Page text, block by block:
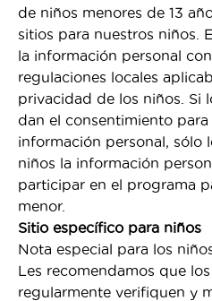
de niños menores de 13
sitios para nuestros niños.
la información personal
regulaciones locales
privacidad de los niños. Si
dan el consentimiento
información personal, sólo
niños la información
participar en el programa
menor.
Sitio específico para niños
Nota especial para los
Les recomendamos que
regularmente verifiquen y